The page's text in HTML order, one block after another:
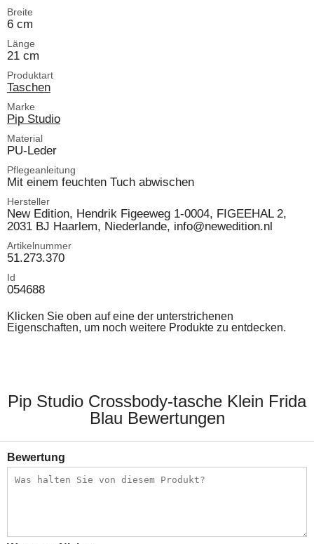
Breite
6 cm
Länge
21 cm
Produktart
Taschen
Marke
Pip Studio
Material
PU-Leder
Pflegeanleitung
Mit einem feuchten Tuch abwischen
Hersteller
New Edition, Hendrik Figeeweg 1-0004, FIGEEHAL 2,
2031 BJ Haarlem, Niederlande, info@newedition.nl
Artikelnummer
51.273.370
Id
054688
Klicken Sie oben auf eine der unterstrichenen
Eigenschaften, um noch weitere Produkte zu entdecken.
Pip Studio Crossbody-tasche Klein Frida
Blau Bewertungen
Bewertung